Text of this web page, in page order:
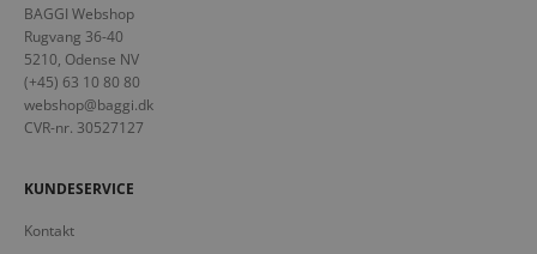
BAGGI Webshop
Rugvang 36-40
5210, Odense NV
(+45) 63 10 80 80
webshop@baggi.dk
CVR-nr. 30527127
KUNDESERVICE
Kontakt